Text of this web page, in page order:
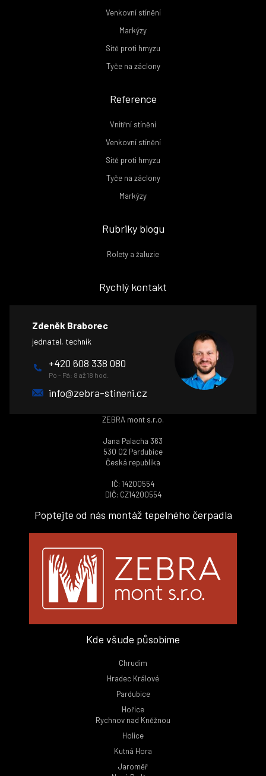
Venkovní stínění
Markýzy
Sítě proti hmyzu
Tyče na záclony
Reference
Vnitřní stínění
Venkovní stínění
Sítě proti hmyzu
Tyče na záclony
Markýzy
Rubriky blogu
Rolety a žaluzie
Rychlý kontakt
Zdeněk Braborec
jednatel, technik
+420 608 338 080
Po - Pá: 8 až 18 hod.
info@zebra-stineni.cz
ZEBRA mont s.r.o.
Jana Palacha 363
530 02 Pardubice
Česká republika
IČ: 14200554
DIČ: CZ14200554
Poptejte od nás montáž tepelného čerpadla
Kde všude působíme
Chrudim
Hradec Králové
Pardubice
Hořice
Rychnov nad Kněžnou
Holice
Kutná Hora
Jaroměř